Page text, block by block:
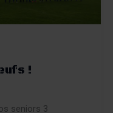
!
seniors 3